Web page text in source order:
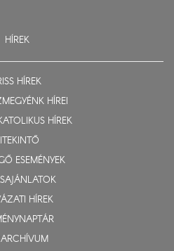
HÍREK
HÍREK
HÍREI
HÍREK
ESEMÉNYEK
HÍREK